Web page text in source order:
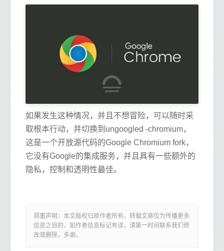
如果发生这种情况，并且不想冒险，可以随时采
取根本行动，并切换到ungoogled -chromium，
这是一个开放源代码的Google Chromium fork，
它没有Google的集成服务，并且具有一些额外的
隐私，控制和透明性最佳。
郑重声明：本文版权归原作者所有，转载文章仅为传播更多
信息之目的，如作者信息标记有误，请第一时间联系我们修
改或删除，多谢。